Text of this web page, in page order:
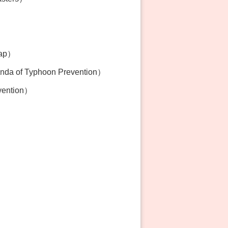
）
of Typhoon Prevention）
）